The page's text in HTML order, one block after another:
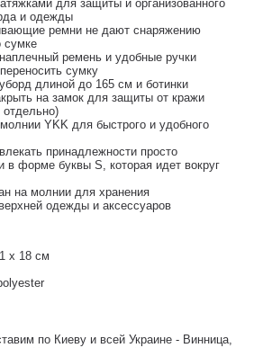
для защиты и организованного
и одежды
ремни не дают снаряжению
сумке
ремень и удобные ручки
сумку
длиной до 165 см и ботинки
на замок для защиты от кражи
отдельно)
YKK для быстрого и удобного
принадлежности просто
в форме буквы S, которая идет вокруг
на молнии для хранения
одежды и аксессуаров
x 18 см
по Киеву и всей Украине - Винница,